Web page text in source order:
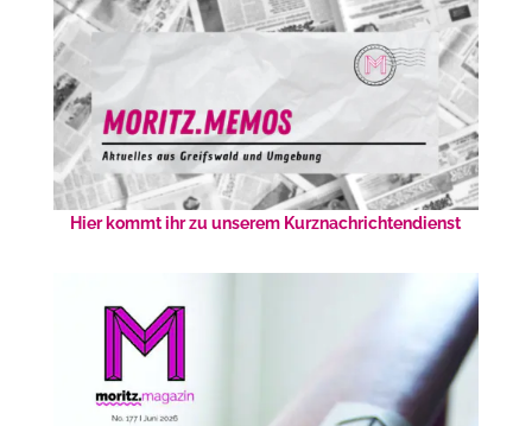
Hier kommt ihr zu unserem Kurznachrichtendienst